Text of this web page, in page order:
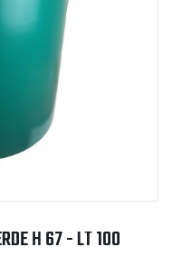
H 67 - LT 100